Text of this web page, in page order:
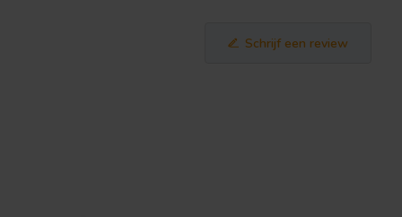
Schrijf een review